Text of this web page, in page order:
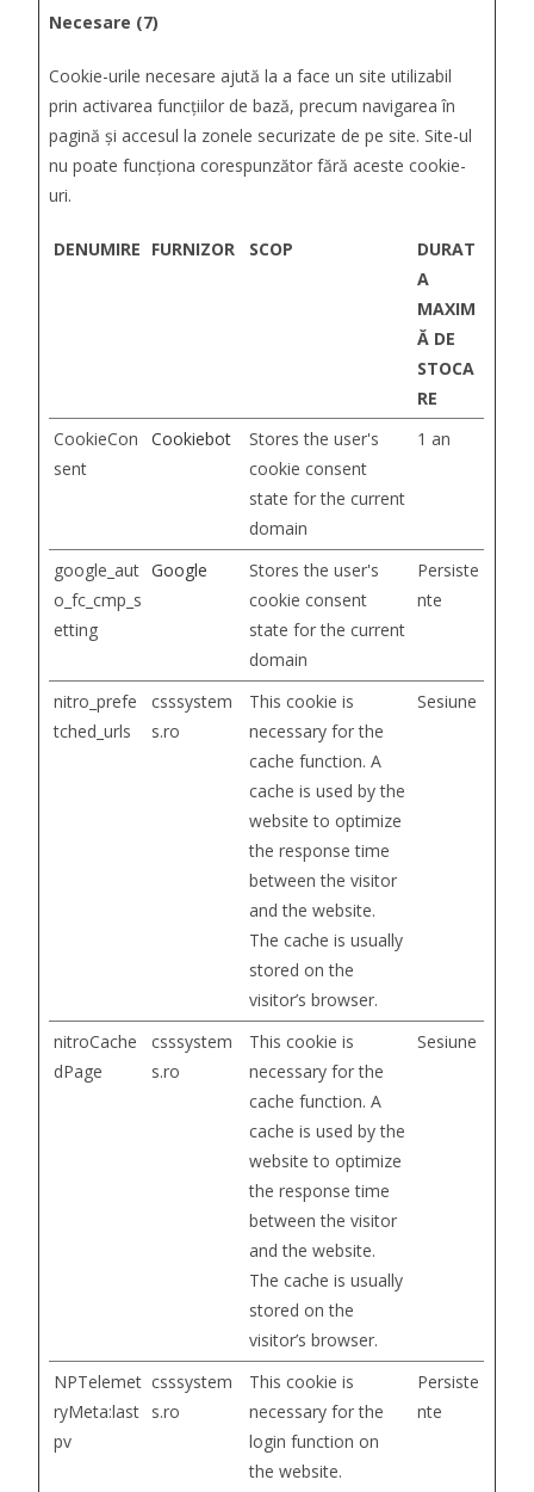
Necesare (7)
Cookie-urile necesare ajută la a face un site utilizabil
prin activarea funcţiilor de bază, precum navigarea în
pagină şi accesul la zonele securizate de pe site. Site-ul
nu poate funcţiona corespunzător fără aceste cookie-
uri.
DENUMIRE FURNIZOR SCOP
DURAT
A
MAXIM
Ă DE
STOCA
RE
CookieCon
sent
Cookiebot
Stores the user's
cookie consent
state for the current
domain
1 an
google_aut
o_fc_cmp_s
etting
Google
Stores the user's
cookie consent
state for the current
domain
Persiste
nte
nitro_prefe
tched_urls
csssystem
s.ro
This cookie is
necessary for the
cache function. A
cache is used by the
website to optimize
the response time
between the visitor
and the website.
The cache is usually
stored on the
visitor’s browser.
Sesiune
nitroCache
dPage
csssystem
s.ro
This cookie is
necessary for the
cache function. A
cache is used by the
website to optimize
the response time
between the visitor
and the website.
The cache is usually
stored on the
visitor’s browser.
Sesiune
NPTelemet
ryMeta:last
pv
csssystem
s.ro
This cookie is
necessary for the
login function on
the website.
Persiste
nte